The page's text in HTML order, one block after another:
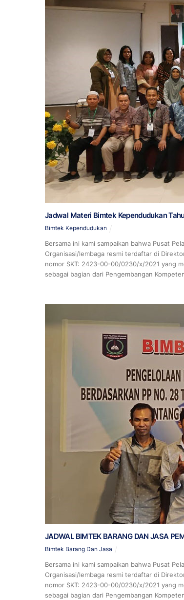
Jadwal Materi Bimtek Kependudukan
Bimtek Kependudukan
Bersama ini kami sampaikan bahwa Pusat
Organisasi/lembaga resmi terdaftar di
nomor SKT: 2423-00-00/0230/x/2021 yang
sebagai bagian dari Pengembangan
JADWAL BIMTEK BARANG DAN JASA
Bimtek Barang Dan Jasa
Bersama ini kami sampaikan bahwa Pusat
Organisasi/lembaga resmi terdaftar di
nomor SKT: 2423-00-00/0230/x/2021 yang
sebagai bagian dari Pengembangan